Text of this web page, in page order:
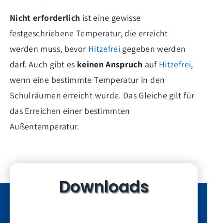
Nicht erforderlich ist eine gewisse
festgeschriebene Temperatur, die erreicht
werden muss, bevor Hitzefrei gegeben werden
darf. Auch gibt es keinen Anspruch auf Hitzefrei,
wenn eine bestimmte Temperatur in den
Schulräumen erreicht wurde. Das Gleiche gilt für
das Erreichen einer bestimmten
Außentemperatur.
Downloads